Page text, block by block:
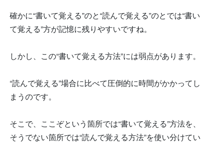
確かに“書いて覚える”のと“読んで覚える”のとでは“書い
て覚える”方が記憶に残りやすいですね。
しかし、この“書いて覚える方法”には弱点があります。
“読んで覚える”場合に比べて圧倒的に時間がかかってし
まうのです。
そこで、ここぞという箇所では“書いて覚える”方法を、
そうでない箇所では“読んで覚える方法”を使い分けてい